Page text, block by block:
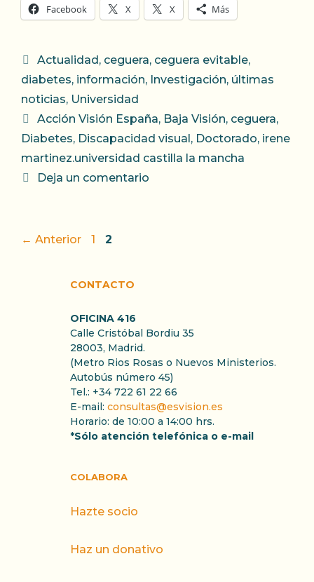
Facebook X X Más
Categorías
Actualidad , ceguera, ceguera evitable,
diabetes, información, Investigación, últimas
noticias, Universidad
Etiquetas
Acción Visión España, Baja Visión, ceguera,
Diabetes, Discapacidad visual , Doctorado, irene
martinez.universidad castilla la mancha
Deja un comentario
← Anterior Página
1 Página
2
CONTACTO
OFICINA 416
Calle Cristóbal Bordiu 35
28003, Madrid.
(Metro Rios Rosas o Nuevos Ministerios.
Autobús número 45)
Tel.: +34 722 61 22 66
E-mail: consultas@esvision.es
Horario: de 10:00 a 14:00 hrs.
*Sólo atención telefónica o e-mail
COLABORA
Hazte socio
Haz un donativo